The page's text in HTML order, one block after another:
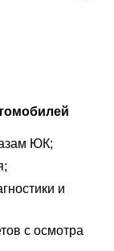
ЮК;
и
с осмотра